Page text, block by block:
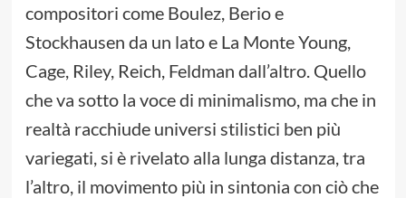
compositori come Boulez, Berio e
Stockhausen da un lato e La Monte Young,
Cage, Riley, Reich, Feldman dall’altro. Quello
che va sotto la voce di minimalismo, ma che in
realtà racchiude universi stilistici ben più
variegati, si è rivelato alla lunga distanza, tra
l’altro, il movimento più in sintonia con ciò che